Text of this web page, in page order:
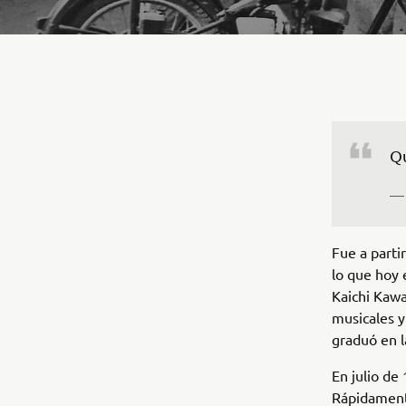
—
Fue a
lo que hoy
Kaichi
musicales
graduó en
En julio de